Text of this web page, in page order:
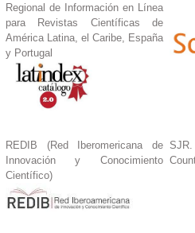
Regional de Información en Línea
para Revistas Científicas de
América Latina, el Caribe, España
y Portugal
REDIB (Red Iberomericana de
Innovación y Conocimiento
Científico)